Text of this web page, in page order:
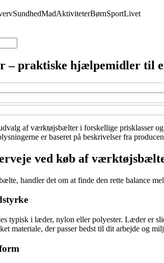
SundhedMadAktiviteterBørnSportLivet
praktiske hjælpemidler til
af værktøjsbælter i forskellige prisklasser
er baseret på beskrivelser fra
ved køb af
handler det om at finde den rette balance
typisk i læder, nylon eller polyester. Læder er
materiale, der passer bedst til dit arbejde og